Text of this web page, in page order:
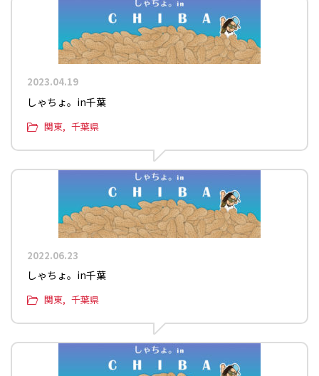
2023.04.19
しゃちょ。in千葉
関東 千葉県
2022.06.23
しゃちょ。in千葉
関東 千葉県